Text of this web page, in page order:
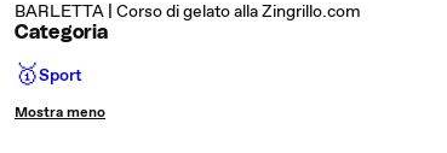
BARLETTA | Corso di gelato alla Zingrillo.com
Categoria
🥇Sport
Mostra meno